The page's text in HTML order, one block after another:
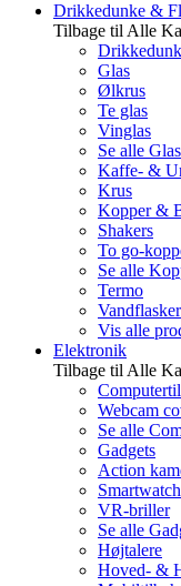
Drikkedunke &
Tilbage til Alle
Glas
Ølkrus
Te glas
Vinglas
Se alle Glas
Kaffe- &
Krus
Kopper &
Shakers
To go-
Se alle
Termo
Vandflasker
Vis alle
Elektronik
Tilbage til Alle
Webcam
Se alle
Gadgets
Action
VR-briller
Se alle
Højtalere
Hoved- &